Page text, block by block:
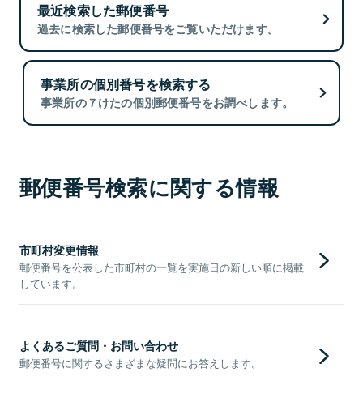
最近検索した郵便番号
過去に検索した郵便番号をご覧いただけます。
事業所の個別番号を検索する
事業所の７けたの個別郵便番号をお調べします。
郵便番号検索に関する情報
市町村変更情報
郵便番号を公表した市町村の一覧を実施日の新しい順に掲載
しています。
よくあるご質問・お問い合わせ
郵便番号に関するさまざまな疑問にお答えします。